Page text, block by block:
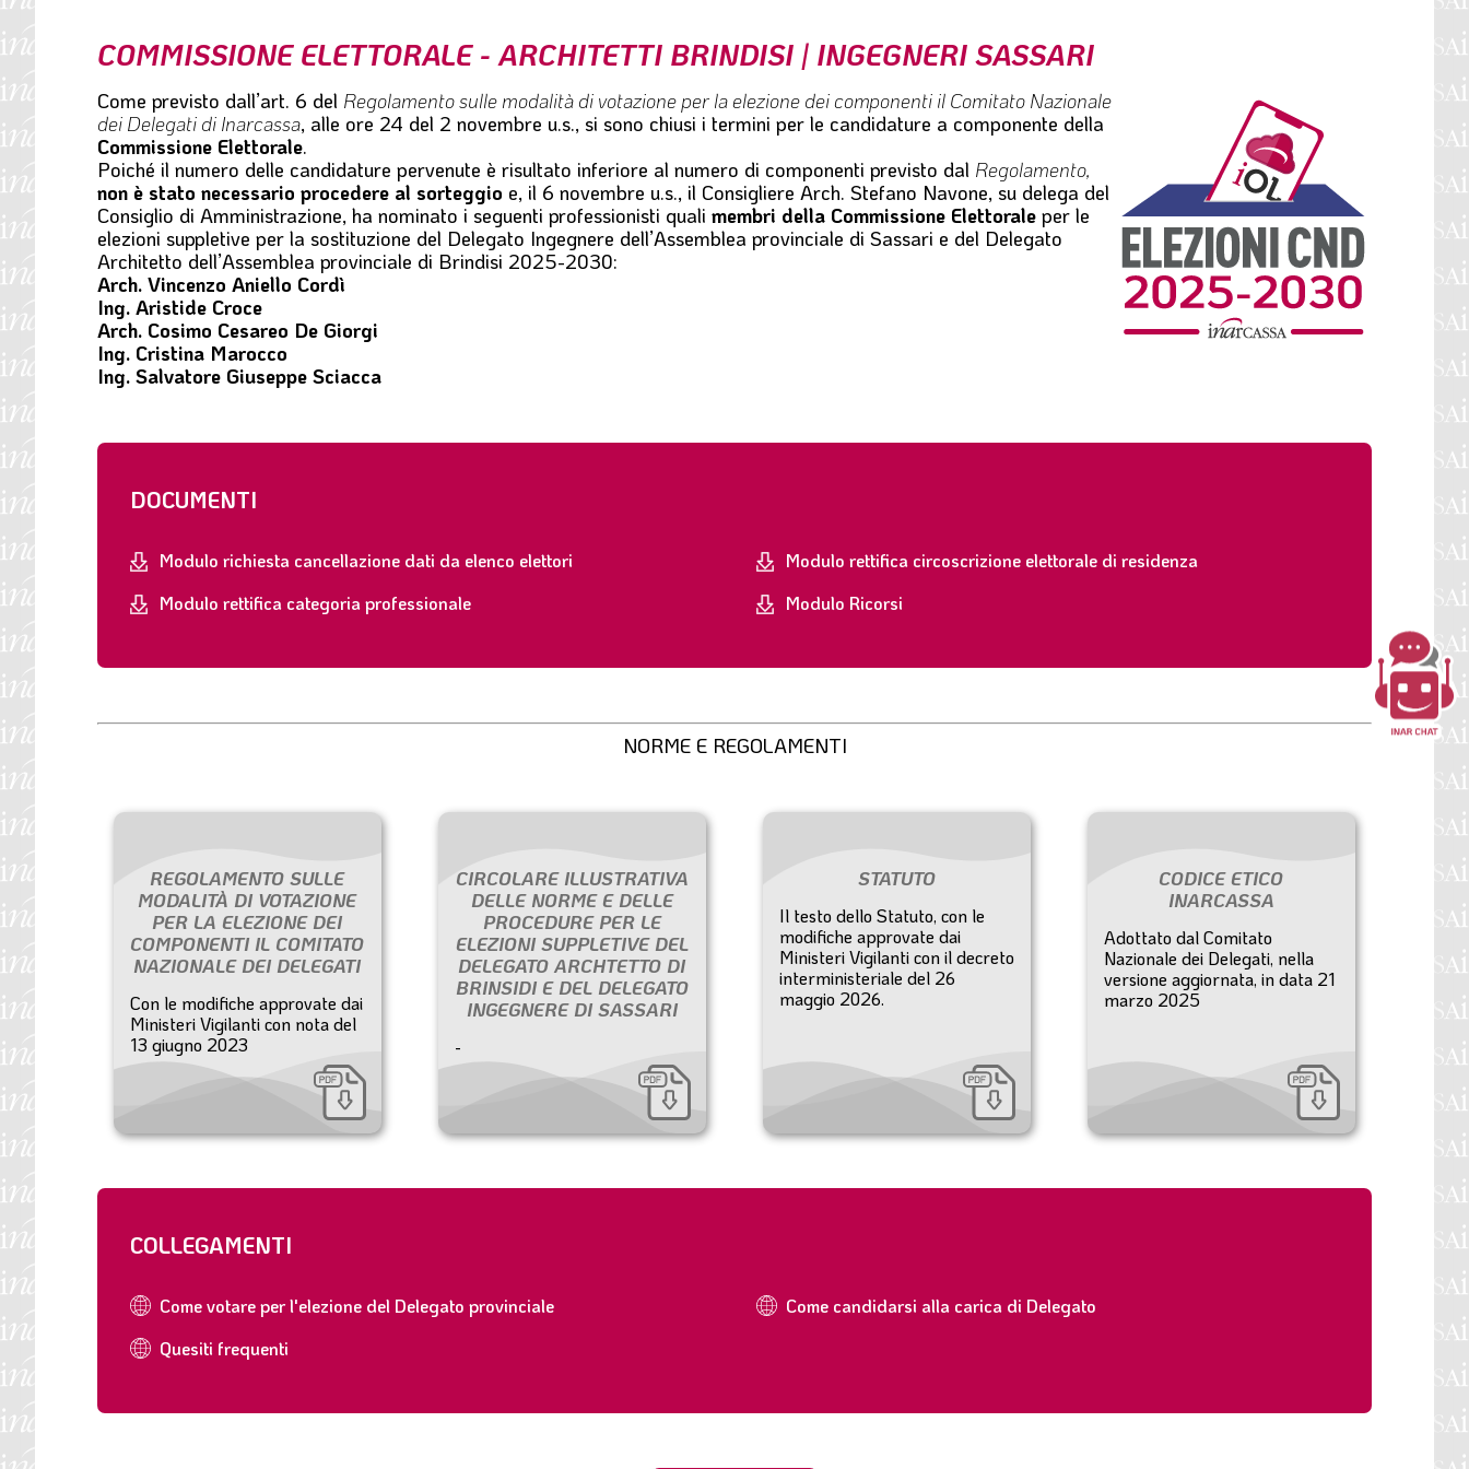
e
COMMISSIONE ELETTORALE - ARCHITETTI BRINDISI | INGEGNERI SASSARI
Come previsto dall’art. 6 del Regolamento sulle modalità di votazione per la elezione dei componenti il Comitato Nazionale
dei Delegati di Inarcassa, alle ore 24 del 2 novembre u.s., si sono chiusi i termini per le candidature a componente della
Commissione Elettorale.
Poiché il numero delle candidature pervenute è risultato inferiore al numero di componenti previsto dal Regolamento,
non è stato necessario procedere al sorteggio e, il 6 novembre u.s., il Consigliere Arch. Stefano Navone, su delega del
Consiglio di Amministrazione, ha nominato i seguenti professionisti quali membri della Commissione Elettorale per le
elezioni suppletive per la sostituzione del Delegato Ingegnere dell’Assemblea provinciale di Sassari e del Delegato
Architetto dell’Assemblea provinciale di Brindisi 2025-2030:
Arch. Vincenzo Aniello Cordì
Ing. Aristide Croce
Arch. Cosimo Cesareo De Giorgi
Ing. Cristina Marocco
Ing. Salvatore Giuseppe Sciacca
DOCUMENTI
Modulo richiesta cancellazione dati da elenco elettori
Modulo rettifica circoscrizione elettorale di residenza
Modulo rettifica categoria professionale
Modulo Ricorsi
NORME E REGOLAMENTI
REGOLAMENTO SULLE
MODALITÀ DI VOTAZIONE
PER LA ELEZIONE DEI
COMPONENTI IL COMITATO
NAZIONALE DEI DELEGATI
Con le modifiche approvate dai
Ministeri Vigilanti con nota del
13 giugno 2023
CIRCOLARE ILLUSTRATIVA
DELLE NORME E DELLE
PROCEDURE PER LE
ELEZIONI SUPPLETIVE DEL
DELEGATO ARCHTETTO DI
BRINSIDI E DEL DELEGATO
INGEGNERE DI SASSARI
-
STATUTO
Il testo dello Statuto, con le
modifiche approvate dai
Ministeri Vigilanti con il decreto
interministeriale del 26
maggio 2026.
CODICE ETICO
INARCASSA
Adottato dal Comitato
Nazionale dei Delegati, nella
versione aggiornata, in data 21
marzo 2025
COLLEGAMENTI
Come votare per l'elezione del Delegato provinciale
Come candidarsi alla carica di Delegato
Quesiti frequenti